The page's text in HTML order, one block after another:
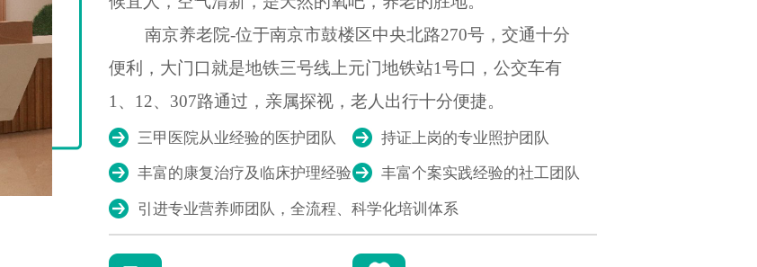
南京养老院-位于南京市鼓楼区中央北路270号，交通十分
便利，大门口就是地铁三号线上元门地铁站1号口，公交车有
1、12、307路通过，亲属探视，老人出行十分便捷。
三甲医院从业经验的医护团队 持证上岗的专业照护团队
丰富的康复治疗及临床护理经验 丰富个案实践经验的社工团队
引进专业营养师团队，全流程、科学化培训体系